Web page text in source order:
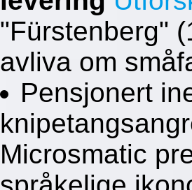
"Fürstenberg"
avliva om
Pensjonert
Microsmatic